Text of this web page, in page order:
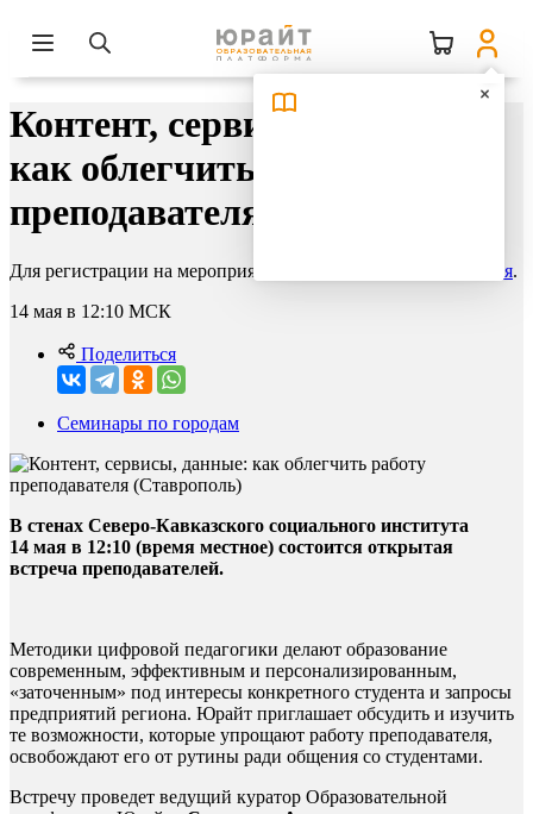
Контент, сервисы, данные:
как облегчить работу
преподавателя (Ставрополь)
Для регистрации на мероприятие необходимо авторизоваться.
14 мая в 12:10 МСК
Поделиться
Семинары по городам
В стенах Северо-Кавказского социального института
14 мая в 12:10 (время местное) состоится открытая
встреча преподавателей.
Методики цифровой педагогики делают образование
современным, эффективным и персонализированным,
«заточенным» под интересы конкретного студента и запросы
предприятий региона. Юрайт приглашает обсудить и изучить
те возможности, которые упрощают работу преподавателя,
освобождают его от рутины ради общения со студентами.
Встречу проведет ведущий куратор Образовательной